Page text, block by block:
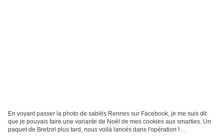
En voyant passer la photo de sablés Rennes sur Facebook, je me suis dit
que je pouvais faire une variante de Noël de mes cookies aux smarties. Un
paquet de Bretzel plus tard, nous voilà lancés dans l'opération !